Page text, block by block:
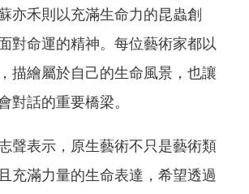
亦禾則以充滿生命力的昆蟲創
對命運的精神。每位藝術家都以
描繪屬於自己的生命風景，也讓
對話的重要橋梁。
聲表示，原生藝術不只是藝術類
充滿力量的生命表達，希望透過